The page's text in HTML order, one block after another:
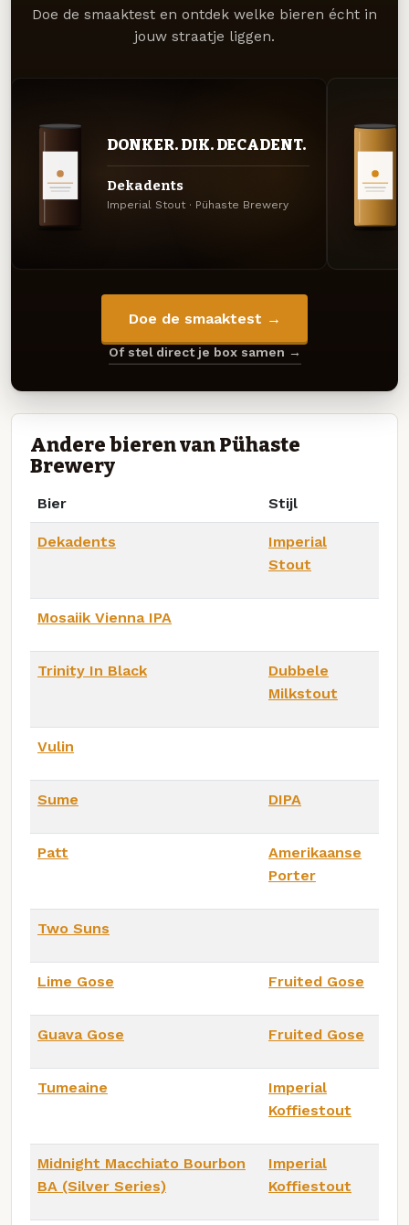
Doe de smaaktest en ontdek welke bieren écht in
jouw straatje liggen.
DONKER. DIK. DECADENT.
Dekadents
Imperial Stout · Pühaste Brewery
Doe de smaaktest →
Of stel direct je box samen →
Andere bieren van Pühaste
Brewery
Bier Stijl
Dekadents
Imperial
Stout
Mosaiik Vienna IPA
Trinity In Black
Dubbele
Milkstout
Vulin
Sume DIPA
Patt
Amerikaanse
Porter
Two Suns
Lime Gose Fruited Gose
Guava Gose Fruited Gose
Tumeaine
Imperial
Koffiestout
Midnight Macchiato Bourbon
BA (Silver Series)
Imperial
Koffiestout